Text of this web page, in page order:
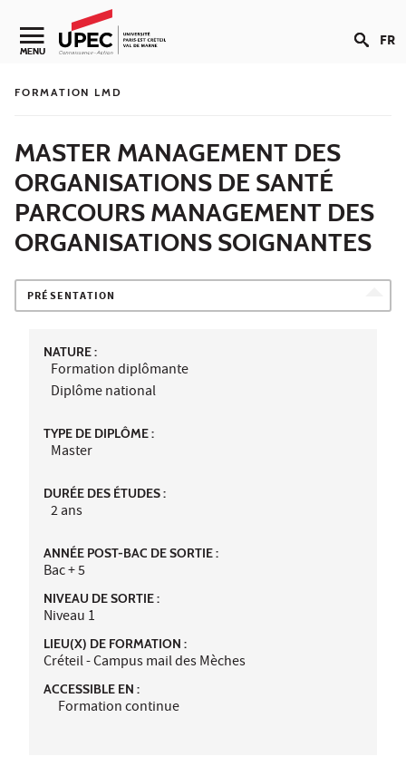
Aller au contenu
Navigation secondaire
MENU FR
FORMATION LMD
MASTER MANAGEMENT DES
ORGANISATIONS DE SANTÉ
PARCOURS MANAGEMENT DES
ORGANISATIONS SOIGNANTES
PRÉSENTATION
NATURE :
Formation diplômante
Diplôme national
TYPE DE DIPLÔME :
Master
DURÉE DES ÉTUDES :
2 ans
ANNÉE POST-BAC DE SORTIE :
Bac + 5
NIVEAU DE SORTIE :
Niveau 1
LIEU(X) DE FORMATION :
Créteil - Campus mail des Mèches
ACCESSIBLE EN :
Formation continue